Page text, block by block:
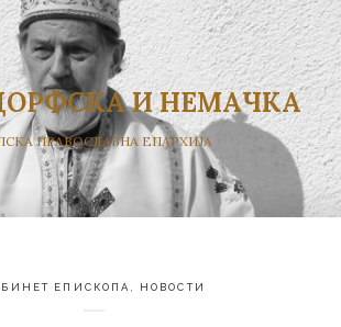
И НЕМАЧКА
ПРАВОСЛАВНА ЕПАРХИЈА
ЕПИСКОПА НОВОСТИ